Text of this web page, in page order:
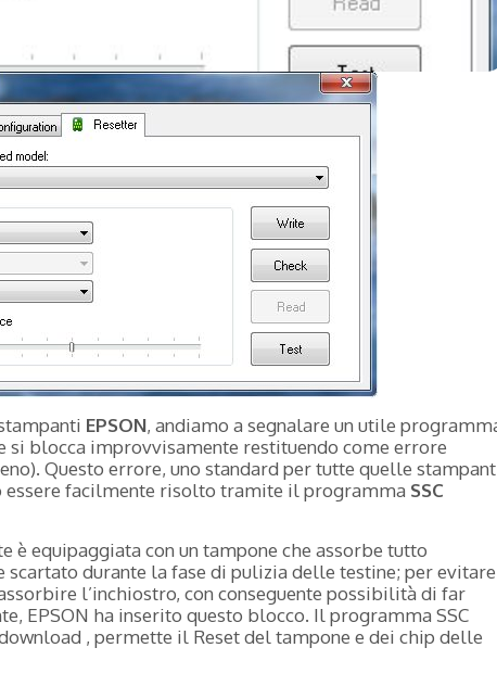
EPSON, andiamo a segnalare un utile
si blocca improvvisamente restituendo come errore
Questo errore, uno standard per tutte quelle
essere facilmente risolto tramite il programma SSC
è equipaggiata con un tampone che assorbe tutto
scartato durante la fase di pulizia delle testine; per evitare
l’inchiostro, con conseguente possibilità di far
EPSON ha inserito questo blocco. Il programma SSC
, permette il Reset del tampone e dei chip delle